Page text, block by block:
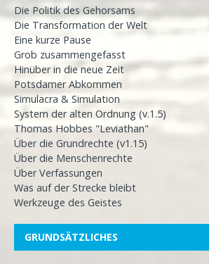
Die Politik des Gehorsams
Die Transformation der Welt
Eine kurze Pause
Grob zusammengefasst
Hinüber in die neue Zeit
Potsdamer Abkommen
Simulacra & Simulation
System der alten Ordnung (v.1.5)
Thomas Hobbes "Leviathan"
Über die Grundrechte (v1.15)
Über die Menschenrechte
Über Verfassungen
Was auf der Strecke bleibt
Werkzeuge des Geistes
GRUNDSÄTZLICHES